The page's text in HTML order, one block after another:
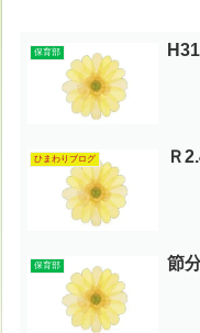
保育部
ひまわりブログ Ｒ
保育部 節